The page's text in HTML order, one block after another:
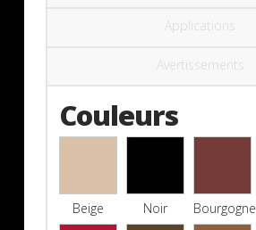
Applications
Avertissements
Couleurs
Beige Noir Bourgogne